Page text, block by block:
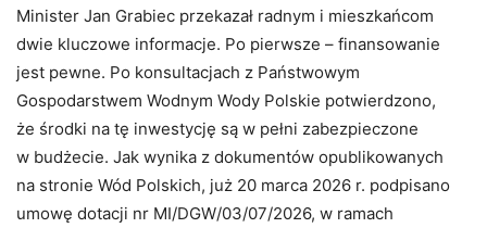
Minister Jan Grabiec przekazał radnym i mieszkańcom
dwie kluczowe informacje. Po pierwsze – finansowanie
jest pewne. Po konsultacjach z Państwowym
Gospodarstwem Wodnym Wody Polskie potwierdzono,
że środki na tę inwestycję są w pełni zabezpieczone
w budżecie. Jak wynika z dokumentów opublikowanych
na stronie Wód Polskich, już 20 marca 2026 r. podpisano
umowę dotacji nr MI/DGW/03/07/2026, w ramach